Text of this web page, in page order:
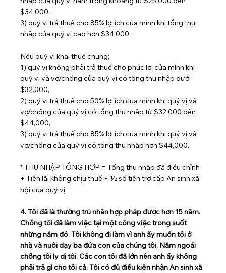
$34,000,
3) quý vị trả thuế cho 85% lợi ích của mình khi tổng thu
nhập của quý vị cao hơn $34,000.
Nếu quý vị khai thuế chung;
1) quý vị không phải trả thuế cho phúc lợi của mình khi
quý vị và vợ/chồng của quý vị có tổng thu nhập dưới
$32,000,
2) quý vị trả thuế cho 50% lợi ích của mình khi quý vị và
vợ/chồng của quý vị có tổng thu nhập từ $32,000 đến
$44,000,
3) quý vị trả thuế cho 85% lợi ích của mình khi quý vị và
vợ/chồng của quý vị có tổng thu nhập hơn $44,000.
* THU NHẬP TỔNG HỢP = Tổng thu nhập đã điều chỉnh
+ Tiền lãi không chịu thuế + ½ số tiền trợ cấp An sinh xã
hội của quý vị
4. Tôi đã là thường trú nhân hợp pháp được hơn 15 năm.
Chồng tôi đã làm việc tại một công việc trong suốt
những năm đó. Tôi không đi làm vì anh ấy muốn tôi ở
nhà và nuôi dạy ba đứa con của chúng tôi. Năm ngoái
chồng tôi ly dị tôi. Các con tôi đã lớn nên anh ấy không
phải trả gì cho tôi cả. Tôi có đủ điều kiện nhận An sinh xã